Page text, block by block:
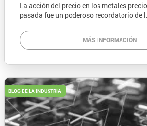
La acción del precio en los metales
pasada fue un poderoso recordatorio de
MÁS INFORMACIÓN
BLOG DE LA INDUSTRIA